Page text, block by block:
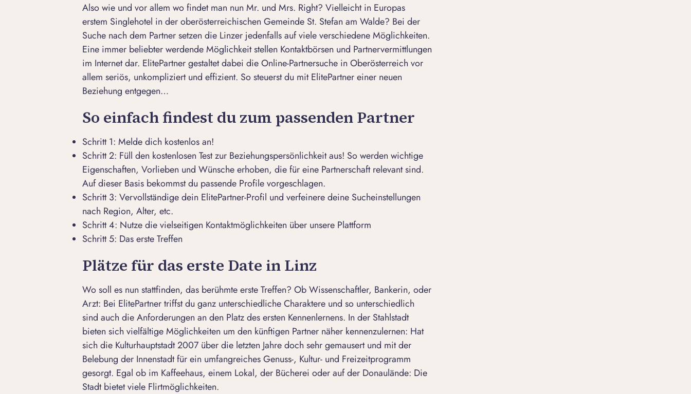
Also wie und vor allem wo findet man nun Mr. und Mrs. Right? Vielleicht in Europas
erstem Singlehotel in der oberösterreichischen Gemeinde St. Stefan am Walde? Bei der
Suche nach dem Partner setzen die Linzer jedenfalls auf viele verschiedene Möglichkeiten.
Eine immer beliebter werdende Möglichkeit stellen Kontaktbörsen und Partnervermittlungen
im Internet dar. ElitePartner gestaltet dabei die Online-Partnersuche in Oberösterreich vor
allem seriös, unkompliziert und effizient. So steuerst du mit ElitePartner einer neuen
Beziehung entgegen…
So einfach findest du zum passenden Partner
Schritt 1: Melde dich kostenlos an!
Schritt 2: Füll den kostenlosen Test zur Beziehungspersönlichkeit aus! So werden wichtige
Eigenschaften, Vorlieben und Wünsche erhoben, die für eine Partnerschaft relevant sind.
Auf dieser Basis bekommst du passende Profile vorgeschlagen.
Schritt 3: Vervollständige dein ElitePartner-Profil und verfeinere deine Sucheinstellungen
nach Region, Alter, etc.
Schritt 4: Nutze die vielseitigen Kontaktmöglichkeiten über unsere Plattform
Schritt 5: Das erste Treffen
Plätze für das erste Date in Linz
Wo soll es nun stattfinden, das berühmte erste Treffen? Ob Wissenschaftler, Bankerin, oder
Arzt: Bei ElitePartner triffst du ganz unterschiedliche Charaktere und so unterschiedlich
sind auch die Anforderungen an den Platz des ersten Kennenlernens. In der Stahlstadt
bieten sich vielfältige Möglichkeiten um den künftigen Partner näher kennenzulernen: Hat
sich die Kulturhauptstadt 2007 über die letzten Jahre doch sehr gemausert und mit der
Belebung der Innenstadt für ein umfangreiches Genuss-, Kultur- und Freizeitprogramm
gesorgt. Egal ob im Kaffeehaus, einem Lokal, der Bücherei oder auf der Donaulände: Die
Stadt bietet viele Flirtmöglichkeiten.